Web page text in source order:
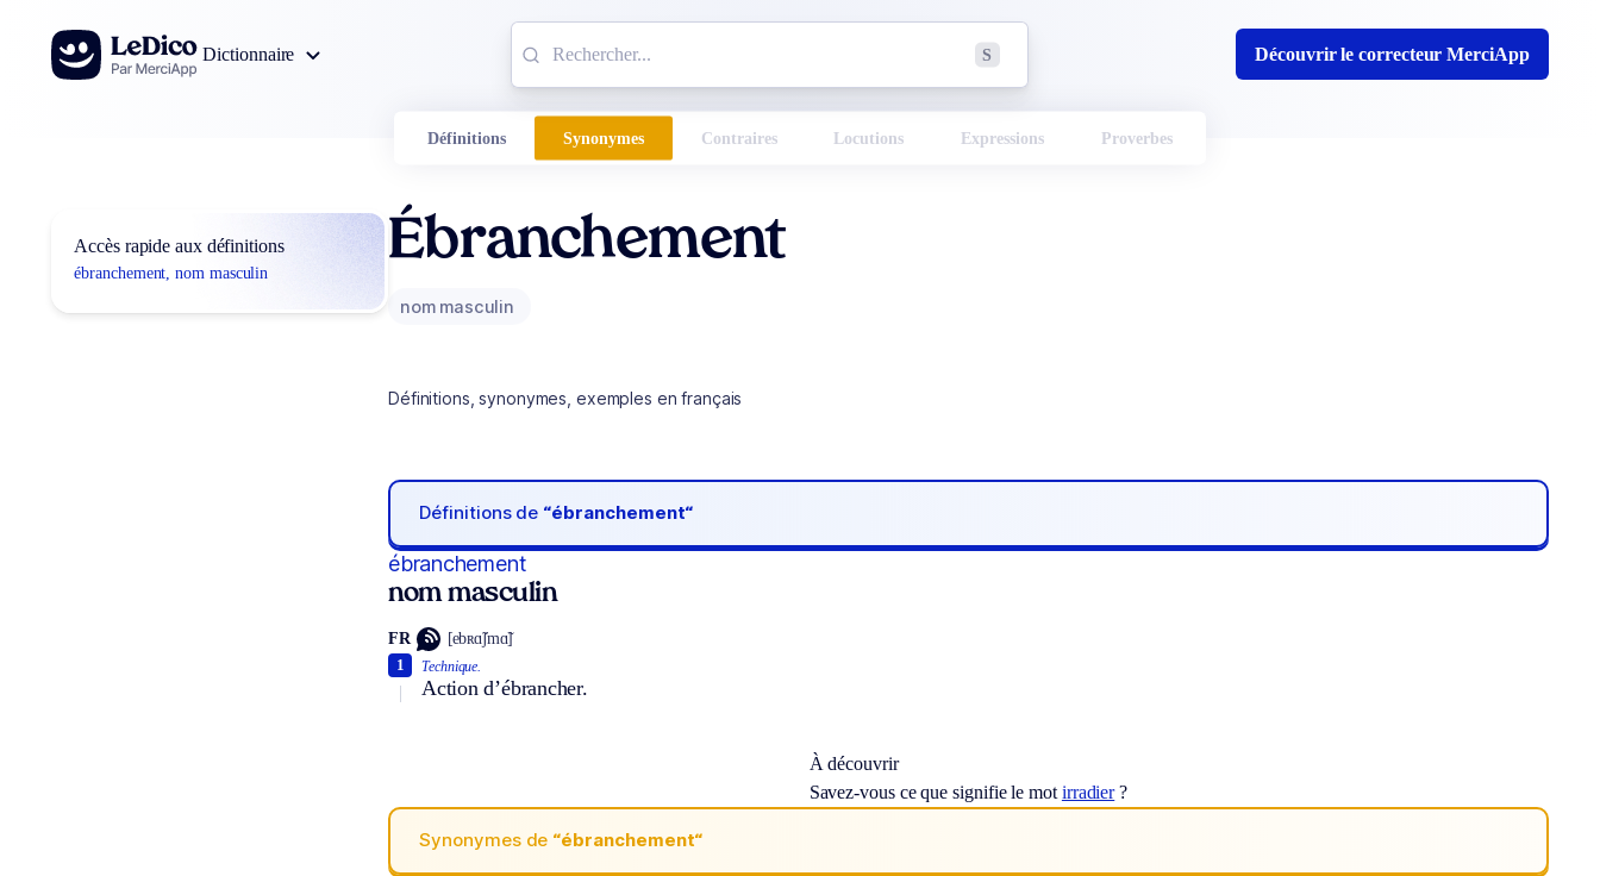
Aller au contenu
Dictionnaire
S Découvrir le correcteur MerciApp
Définitions Synonymes Contraires Locutions Expressions Proverbes
Accès rapide aux définitions
ébranchement, nom masculin
Ébranchement
nom masculin
Définitions, synonymes, exemples en français
Définitions de “ébranchement“
ébranchement
nom masculin
FR [ebʀɑ̃ʃmɑ̃]
Technique.
Action d’ébrancher.
1
À découvrir
Savez-vous ce que signifie le mot irradier?
Synonymes de “ébranchement“